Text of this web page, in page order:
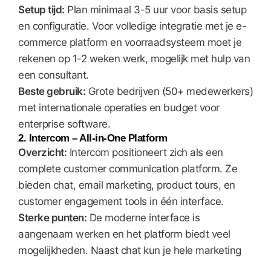
Setup tijd: Plan minimaal 3-5 uur voor basis setup
en configuratie. Voor volledige integratie met je e-
commerce platform en voorraadsysteem moet je
rekenen op 1-2 weken werk, mogelijk met hulp van
een consultant.
Beste gebruik: Grote bedrijven (50+ medewerkers)
met internationale operaties en budget voor
enterprise software.
2. Intercom – All-in-One Platform
Overzicht: Intercom positioneert zich als een
complete customer communication platform. Ze
bieden chat, email marketing, product tours, en
customer engagement tools in één interface.
Sterke punten: De moderne interface is
aangenaam werken en het platform biedt veel
mogelijkheden. Naast chat kun je hele marketing